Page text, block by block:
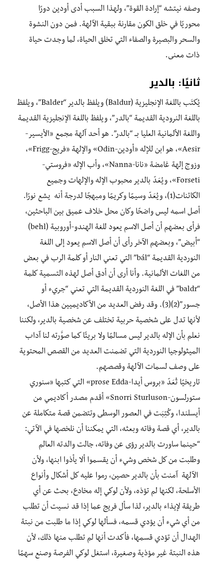
وصفه نيتشه “إرادة القوة”، ولهذا السبب أدى أودين دورًا
محوريًا في خلق الكون مقارنة ببقية الآلهة. فمن دون النشوة
والسحر والبصيرة والصفاء التي تخلق الحياة، لما وجدت حياة
ذات معنى.
ثانيًا: بالدير
يُكتَب باللغة الإنجليزية (Baldur) ويلفظ بالدير “Balder”، ويلفظ
باللغة النرودية القديمة “بالدر”، ويلفظ باللغة الإنجليزية القديمة
واللغة الألمانية العليا بــ “بالدر”. هو أحد آلهة مجمع «الأيسير-
Aesir»، هو ابن للإله «أودين-Odin» والإلهة «فريج-Frigg»،
وزوج إلهة غامضة «نانا-Nanna»، وأب الإله «فروستي-
Forseti»، ويُعَدّ بالدير محبوب الإله والإلهات وجميع
الكائنات(1)، ويُعَدّ وسيمًا وكريمًا ومبهجًا لدرجة أنه يشع نورًا.
أصل اسمه ليس واضحًا وكان محل خلاف عميق بين الباحثين،
فرأى بعضهم أن أصل الاسم يعود للغة الهندو-أوروبية (behl)
“أبيض”، وبعضهم الآخر رأى أن أصل الاسم يعود إلى اللغة
النوردية القديمة “bál” التي تعني النار أو كلمة الرب في بعض
من اللغات الألمانية. وأنا أرى أن أدق أصل لهذه التسمية كلمة
“baldr” في اللغة النوردية القديمة التي تعني “جريء أو
جسور”(2)(3). وقد رفض العديد من الأكاديميين هذا الأصل،
لأنها تدل على شخصية حربية تختلف عن شخصية بالدير، ولكننا
نعلم بأن الإله بالدير ليس مسالمًا ولا بريئًا كما صوَّرته لنا آداب
الميثولوجيا النوردية التي تضمنت العديد من القصص المحتوية
على وصف لسمات الآلهة وقصصهم.
تاريخيًا تُعَدّ «بروس أيدا-prose Edda» التي كتبها «سنوري
ستورلسون-Snorri Sturluson» أقدم مصدر أكاديمي من
أيسلندا، وكُتِبَت في العصور الوسطى وتتضمن قصة متكاملة عن
بالدير، أي قصة وفاته وبعثه، التي يمكننا أن نلخصها في الآتي:
“حينما ساورت بالدير رؤى عن وفاته، جالت والدته العالم
وطلبت من كل شخص وشيء أن يقسموا ألا يأذوا ابنها، ولأن
الآلهة آمنت بأن بالدير حصين، رموا عليه كل أشكال وأنواع
الأسلحة، لكنها لم تؤذه، ولأن لوكي إله مخادع، بحث عن أي
طريقة لإيذاء بالدير، لذا سأل فريج عما إذا قد نسيت أن تطلب
من أي شيء أن يؤدي قسمه، فسألها لوكي إذا ما طلبت من نبتة
الهدال أن تؤدي قسمها، فأكدت أنها لم تطلب منها ذلك، لأن
هذه النبتة غير مؤذية وصغيرة، استغل لوكي الفرصة وصنع سهمًا